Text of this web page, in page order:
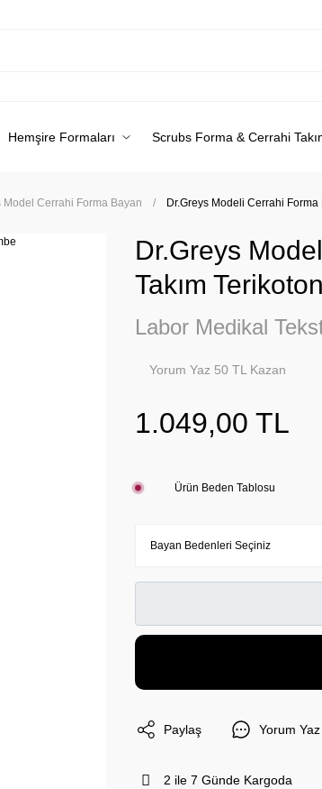
Hemşire Formaları Scrubs Forma & Cerrahi
Model Cerrahi Forma Bayan Dr.Greys Modeli Cerrahi
Dr.Greys
Takım
Labor Medikal
Yorum Yaz 50 TL Kazan
1.049,00 TL
Ürün Beden Tablosu
Paylaş Yorum Yaz
2 ile 7 Günde Kargoda